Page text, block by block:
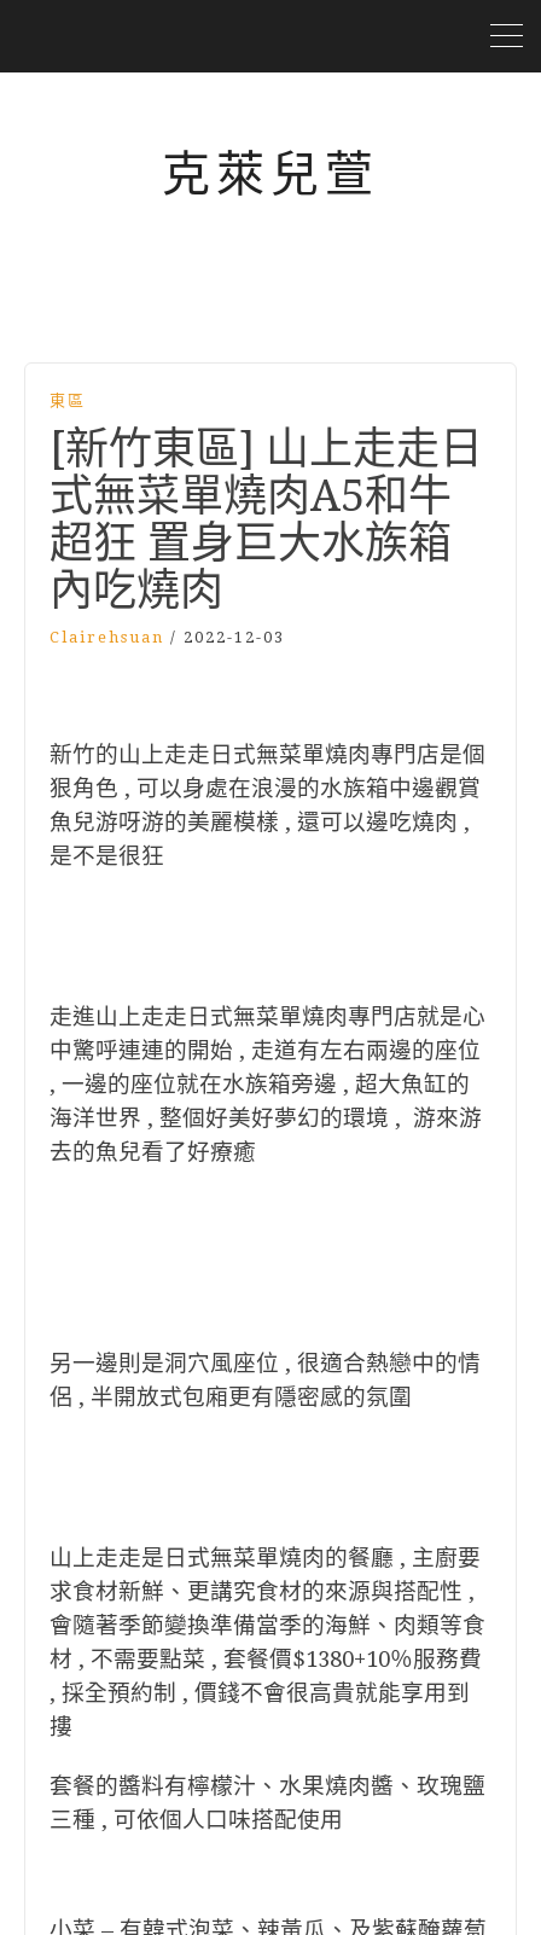
克萊兒萱
東區
[新竹東區] 山上走走日
式無菜單燒肉A5和牛
超狂 置身巨大水族箱
內吃燒肉
Clairehsuan / 2022-12-03
新竹的山上走走日式無菜單燒肉專門店是個
狠角色 , 可以身處在浪漫的水族箱中邊觀賞
魚兒游呀游的美麗模樣 , 還可以邊吃燒肉 ,
是不是很狂
走進山上走走日式無菜單燒肉專門店就是心
中驚呼連連的開始 , 走道有左右兩邊的座位
, 一邊的座位就在水族箱旁邊 , 超大魚缸的
海洋世界 , 整個好美好夢幻的環境 , 游來游
去的魚兒看了好療癒
另一邊則是洞穴風座位 , 很適合熱戀中的情
侶 , 半開放式包廂更有隱密感的氛圍
山上走走是日式無菜單燒肉的餐廳 , 主廚要
求食材新鮮、更講究食材的來源與搭配性 ,
會隨著季節變換準備當季的海鮮、肉類等食
材 , 不需要點菜 , 套餐價$1380+10％服務費
, 採全預約制 , 價錢不會很高貴就能享用到
摟
套餐的醬料有檸檬汁、水果燒肉醬、玫瑰鹽
三種 , 可依個人口味搭配使用
小菜 – 有韓式泡菜、辣黃瓜、及紫蘇醃蘿蔔